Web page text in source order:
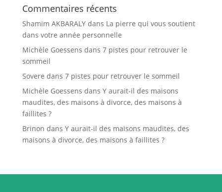
Commentaires récents
Shamim AKBARALYdans La pierre qui vous soutient
dans votre année personnelle
Michèle Goessens dans 7 pistes pour retrouver le
sommeil
Sovere dans 7 pistes pour retrouver le sommeil
Michèle Goessens dans Y aurait-il des maisons
maudites, des maisons à divorce, des maisons à
faillites ?
Brinon dans Y aurait-il des maisons maudites, des
maisons à divorce, des maisons à faillites ?